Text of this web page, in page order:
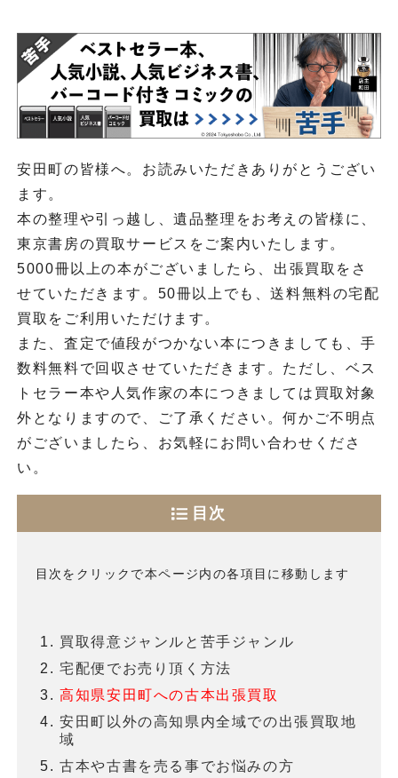
安田町の皆様へ。お読みいただきありがとうござい
ます。
本の整理や引っ越し、遺品整理をお考えの皆様に、
東京書房の買取サービスをご案内いたします。
5000冊以上の本がございましたら、出張買取をさ
せていただきます。50冊以上でも、送料無料の宅配
買取をご利用いただけます。
また、査定で値段がつかない本につきましても、手
数料無料で回収させていただきます。ただし、ベス
トセラー本や人気作家の本につきましては買取対象
外となりますので、ご了承ください。何かご不明点
がございましたら、お気軽にお問い合わせくださ
い。
目次
目次をクリックで本ページ内の各項目に移動します
買取得意ジャンルと苦手ジャンル
宅配便でお売り頂く方法
高知県安田町への古本出張買取
安田町以外の高知県内全域での出張買取地
域
古本や古書を売る事でお悩みの方